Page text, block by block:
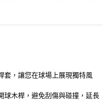
套，讓您在球場上展現獨特風
球木桿，避免刮傷與碰撞，延長